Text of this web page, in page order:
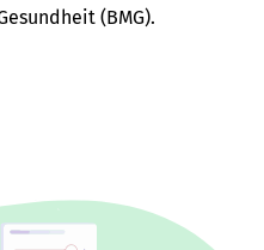
(BMG).